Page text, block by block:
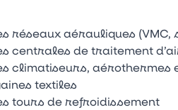
réseaux aérauliques
centrales de traitement
climatiseurs,
textiles
tours de refroidissement